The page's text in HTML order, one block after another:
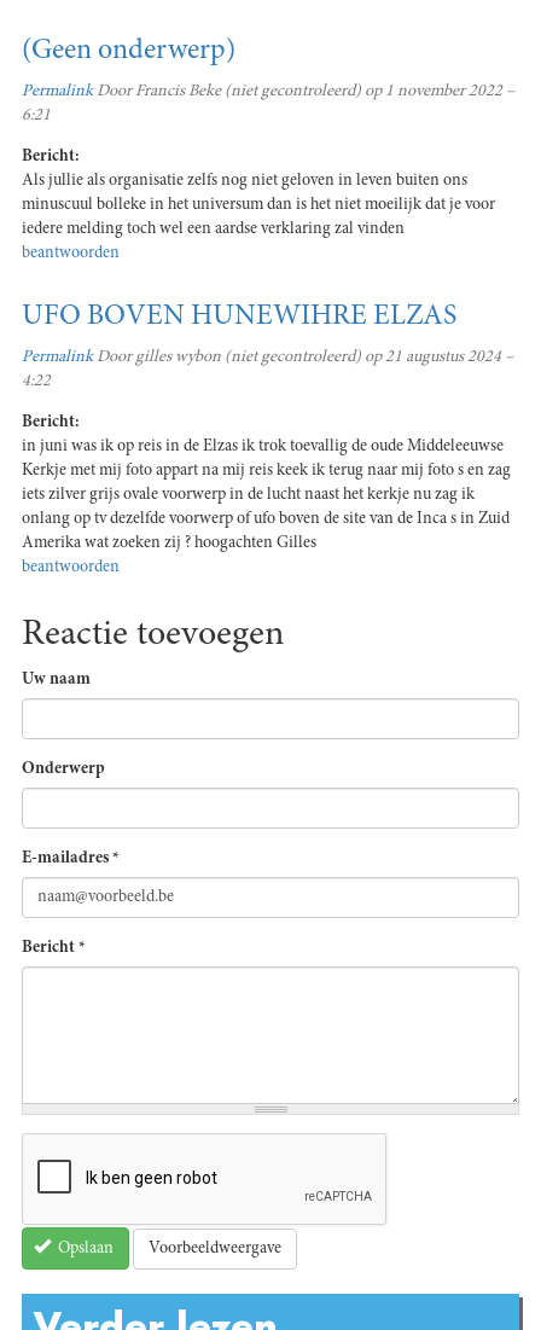
(Geen onderwerp)
PermalinkDoorFrancis Beke (niet gecontroleerd) op 1 november 2022 –
6:21
Bericht:
Als jullie als organisatie zelfs nog niet geloven in leven buiten ons
minuscuul bolleke in het universum dan is het niet moeilijk dat je voor
iedere melding toch wel een aardse verklaring zal vinden
beantwoorden
UFO BOVEN HUNEWIHRE ELZAS
PermalinkDoorgilles wybon (niet gecontroleerd) op 21 augustus 2024 –
4:22
Bericht:
in juni was ik op reis in de Elzas ik trok toevallig de oude Middeleeuwse
Kerkje met mij foto appart na mij reis keek ik terug naar mij foto s en zag
iets zilver grijs ovale voorwerp in de lucht naast het kerkje nu zag ik
onlang op tv dezelfde voorwerp of ufo boven de site van de Inca s in Zuid
Amerika wat zoeken zij ? hoogachten Gilles
beantwoorden
Reactie toevoegen
Uw naam
Onderwerp
E-mailadres *
Bericht *
Opslaan Voorbeeldweergave